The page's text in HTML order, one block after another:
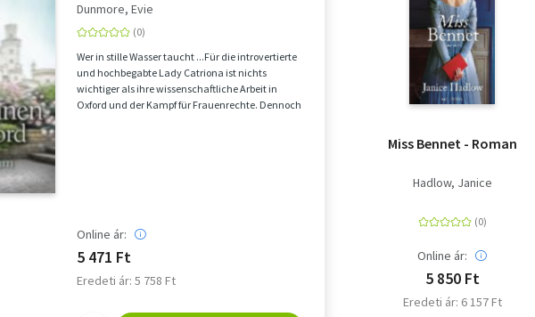
Dunmore, Evie
Wer in stille Wasser taucht ...Für die introvertierte
und hochbegabte Lady Catriona ist nichts
wichtiger als ihre wissenschaftliche Arbeit in
Oxford und der Kampf für Frauenrechte. Dennoch
Online ár:
5 471 Ft
Eredeti ár: 5 758 Ft
Miss Bennet - Roman
Hadlow, Janice
Online ár:
5 850 Ft
Eredeti ár: 6 157 Ft